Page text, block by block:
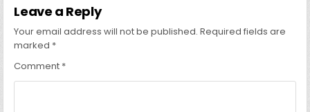
Leave a Reply
Your email address will not be published. Required fields are
marked *
Comment *